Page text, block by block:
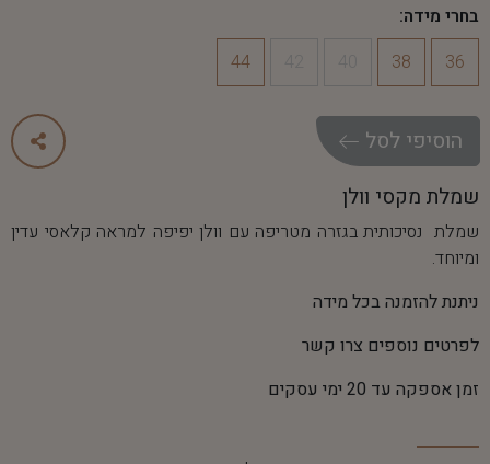
בחרי מידה:
36
38
44
הוסיפי לסל
שמלת מקסי וולן
שמלת נסיכותית בגזרה מטריפה עם וולן יפיפה למראה קלאסי עדין
ומיוחד.
ניתנת להזמנה בכל מידה
לפרטים נוספים צרו קשר
זמן אספקה עד 20 ימי עסקים